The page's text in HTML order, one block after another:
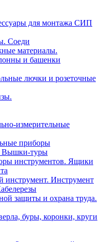
для монтажа СИП
Соеди
материалы.
и башенки
лючки и розеточные
измерительные
приборы
Вышки-туры
инструментов. Ящики
инструмент. Инструмент
защиты и охрана труда.
буры, коронки, круги